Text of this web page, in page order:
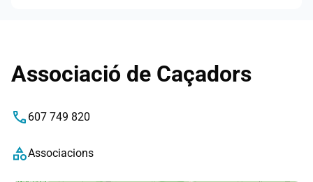
Associació de Caçadors
phone 607 749 820
categoryAssociacions